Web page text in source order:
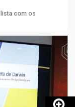
com os